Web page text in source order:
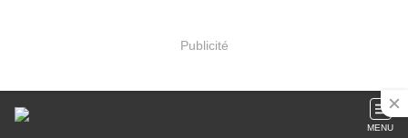
Publicité
MENU